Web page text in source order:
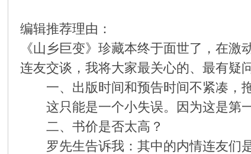
编辑推荐理由：
《山乡巨变》珍藏本终于面世了，在
连友交谈，我将大家最关心的、最有疑
一、出版时间和预告时间不紧凑，拖
这只能是一个小失误。因为这是第一
二、书价是否太高？
罗先生告诉我：其中的内情连友们是